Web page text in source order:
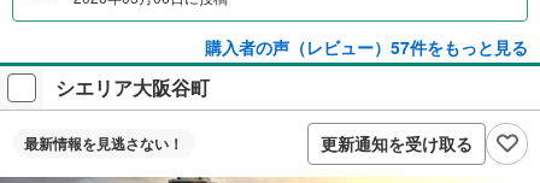
購入者の声（レビュー）57件をもっと見る
シエリア大阪谷町
最新情報を見逃さない！ 更新通知を受け取る